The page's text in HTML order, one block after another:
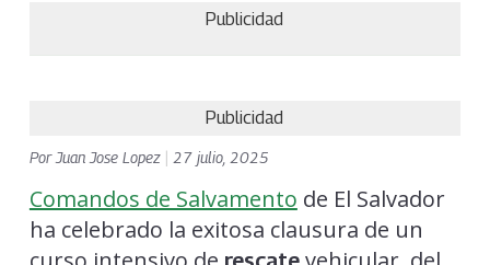
Publicidad
Publicidad
Por Juan Jose Lopez 27 julio, 2025
Comandos de Salvamento de El Salvador
ha celebrado la exitosa clausura de un